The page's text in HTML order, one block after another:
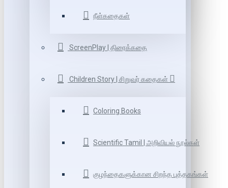
நீள்கதைகள்
ScreenPlay | திரைக்கதை
Children Story | சிறுவர் கதைகள்
Coloring Books
Scientific Tamil | அறிவியல் நூல்கள்
குழந்தைகளுக்கான சிறந்த புத்தகங்கள்